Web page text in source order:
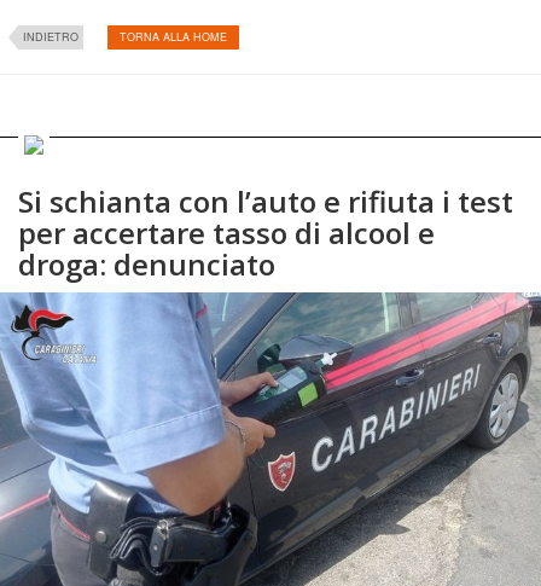
INDIETRO TORNA ALLA HOME
Si schianta con l’auto e rifiuta i test
per accertare tasso di alcool e
droga: denunciato